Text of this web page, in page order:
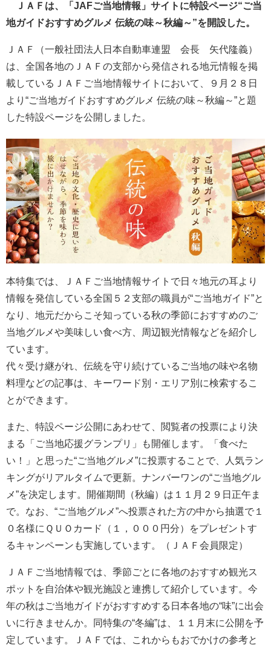
ＪＡＦは、「JAFご当地情報」サイトに特設ページ“ご当
地ガイドおすすめグルメ 伝統の味～秋編～”を開設した。
ＪＡＦ（一般社団法人日本自動車連盟 会長 矢代隆義）
は、全国各地のＪＡＦの支部から発信される地元情報を掲
載しているＪＡＦご当地情報サイトにおいて、９月２８日
より“ご当地ガイドおすすめグルメ 伝統の味～秋編～”と題
した特設ページを公開しました。
本特集では、ＪＡＦご当地情報サイトで日々地元の耳より
情報を発信している全国５２支部の職員が“ご当地ガイド”と
なり、地元だからこそ知っている秋の季節におすすめのご
当地グルメや美味しい食べ方、周辺観光情報などを紹介し
ています。
代々受け継がれ、伝統を守り続けているご当地の味や名物
料理などの記事は、キーワード別・エリア別に検索するこ
とができます。
また、特設ページ公開にあわせて、閲覧者の投票により決
まる「ご当地応援グランプリ」も開催します。「食べた
い！」と思った“ご当地グルメ”に投票することで、人気ラン
キングがリアルタイムで更新。ナンバーワンの“ご当地グル
メ”を決定します。開催期間（秋編）は１１月２９日正午ま
で。なお、“ご当地グルメ”へ投票された方の中から抽選で１
０名様にＱＵＯカード（１，０００円分）をプレゼントす
るキャンペーンも実施しています。（ＪＡＦ会員限定）
ＪＡＦご当地情報では、季節ごとに各地のおすすめ観光ス
ポットを自治体や観光施設と連携して紹介しています。今
年の秋はご当地ガイドがおすすめする日本各地の“味”に出会
いに行きませんか。同特集の“冬編”は、１１月末に公開を予
定しています。ＪＡＦでは、これからもおでかけの参考と